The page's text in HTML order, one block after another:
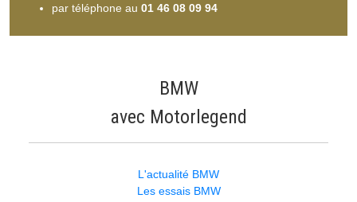
par téléphone au 01 46 08 09 94
BMW
avec Motorlegend
L'actualité BMW
Les essais BMW